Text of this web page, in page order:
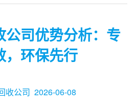
公司优势分析：专
，环保先行
收公司 2026-06-08